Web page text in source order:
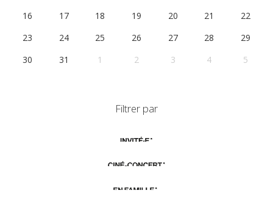
16
17 18 19 20 21
22
23
24 25 26 27 28
29
30
31 1 2 3 4 5
Filtrer par